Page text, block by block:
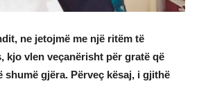
ne jetojmë me një ritëm të
kjo vlen veçanërisht për gratë që
gjëra. Përveç kësaj, i gjithë